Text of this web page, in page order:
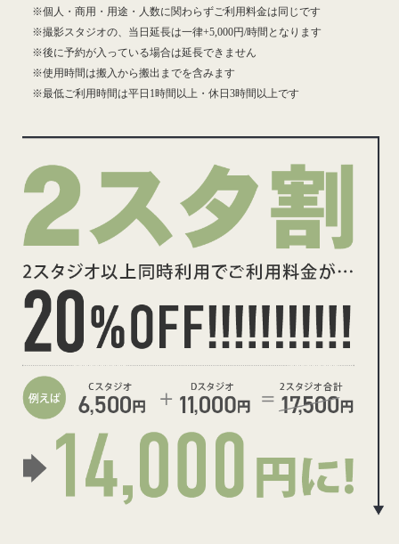
※個人・商用・用途・人数に関わらずご利用料金は同じです
※撮影スタジオの、当日延長は一律+5,000円/時間となります
※後に予約が入っている場合は延長できません
※使用時間は搬入から搬出までを含みます
※最低ご利用時間は平日1時間以上・休日3時間以上です